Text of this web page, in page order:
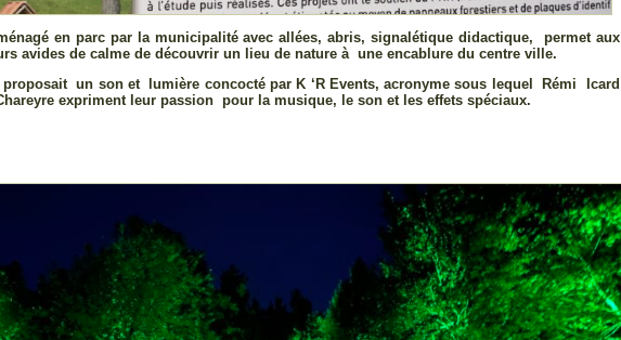
en parc par la municipalité avec allées, abris, signalétique didactique, permet aux
avides de calme de découvrir un lieu de nature à une encablure du centre ville.
proposait un son et lumière concocté par K ‘R Events, acronyme sous lequel Rémi Icard
expriment leur passion pour la musique, le son et les effets spéciaux.